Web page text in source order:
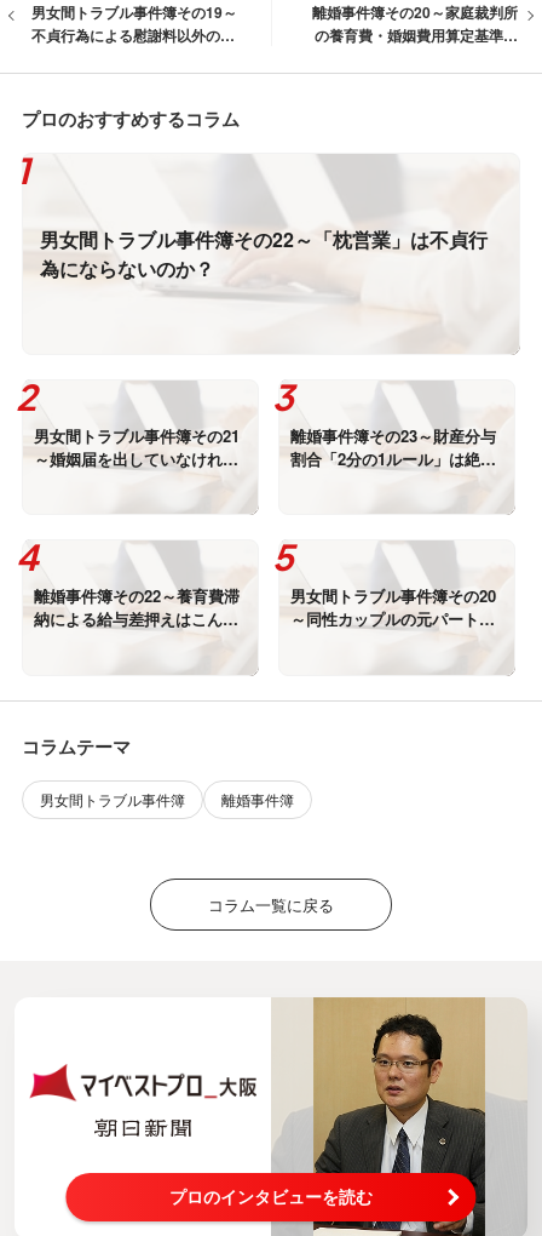
男女間トラブル事件簿その19～
不貞行為による慰謝料以外の損
離婚事件簿その20～家庭裁判所
の養育費・婚姻費用算定基準が
プロのおすすめするコラム
男女間トラブル事件簿その22～「枕営業」は不貞行
為にならないのか？
男女間トラブル事件簿その21
～婚姻届を出していなければ
浮気をしても慰謝料請求され
離婚事件簿その23～財産分与
割合「2分の1ルール」は絶対
離婚事件簿その22～養育費滞
納による給与差押えはこんな
男女間トラブル事件簿その20
～同性カップルの元パートナ
ーに不貞慰謝料の賠償を命じ
コラムテーマ
男女間トラブル事件簿 離婚事件簿
コラム一覧に戻る
プロのインタビューを読む